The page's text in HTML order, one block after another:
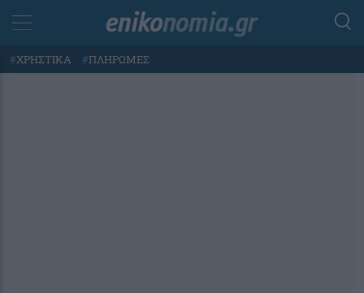
#ΧΡΗΣΤΙΚΑ #ΠΛΗΡΩΜΕΣ